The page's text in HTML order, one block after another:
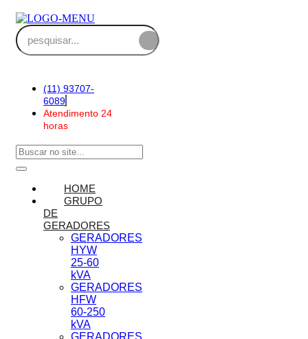
(11) 93707-
6089
Atendimento 24
horas
HOME
GRUPO
DE
GERADORES
GERADORES
HYW
25-60
kVA
GERADORES
HFW
60-250
kVA
GERADORES